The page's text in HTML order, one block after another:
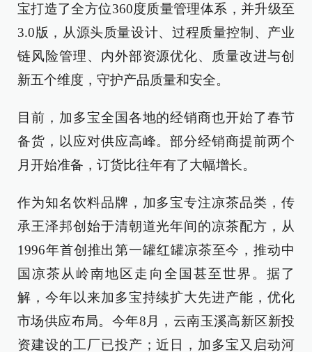
宝打造了全方位360度质量管理体系，并升级至
3.0版，从源头质量设计、过程质量控制、产业
链风险管理、内外部资源优化、质量改进与创
新五个维度，守护产品质量和安全。
目前，加多宝全国各地的经销商也开始了春节
备货，以应对供应高峰。部分经销商提前两个
月开始准备，订货比往年有了大幅增长。
作为知名饮料品牌，加多宝专注凉茶品类，传
承王泽邦创始于清朝道光年间的凉茶配方，从
1996年首创推出第一罐红罐凉茶至今，推动中
国凉茶从岭南地区走向全国甚至世界。据了
解，今年以来加多宝持续扩大先进产能，优化
市场供应布局。今年8月，云南玉溪高新区新投
资建设的工厂已投产；近日，加多宝又启动河